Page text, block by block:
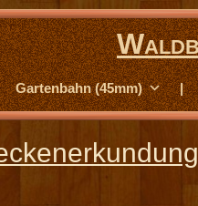
Gartenbahn (45mm) |